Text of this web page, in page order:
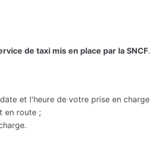
de taxi mis en place par la SNCF
et l'heure de votre prise en charge
en route ;